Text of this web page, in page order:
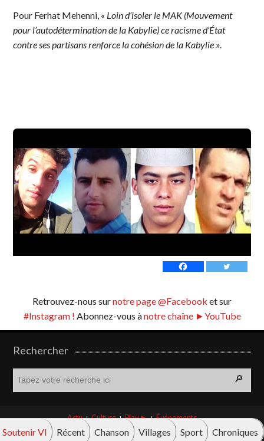
Pour Ferhat Mehenni, « Loin d’isoler le MAK (Mouvement
pour l’autodétermination de la Kabylie) ce racisme d’État
contre ses partisans renforce la cohésion de la Kabylie ».
Retrouvez-nous surnotre page @Facebook et sur
#Instagram ! Abonnez-vous ànotre chaîne ►YouTube
Soutenir VI Récent Chanson Villages Sport Chroniques
Rechercher
e
r
Actu Culture Play ► Événements
© Vava innova 2026. Tous droits réservés.